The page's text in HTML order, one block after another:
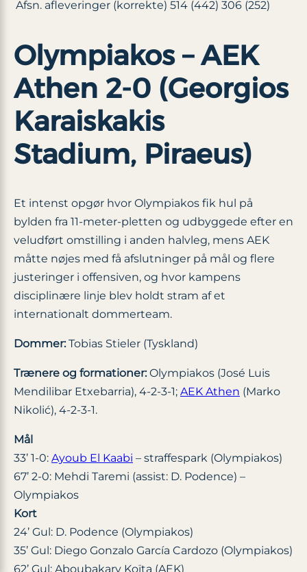
Afsn. afleveringer (korrekte) 514 (442) 306 (252)
Olympiakos – AEK
Athen 2-0 (Georgios
Karaiskakis
Stadium, Piraeus)
Et intenst opgør hvor Olympiakos fik hul på
bylden fra 11-meter-pletten og udbyggede efter en
veludført omstilling i anden halvleg, mens AEK
måtte nøjes med få afslutninger på mål og flere
justeringer i offensiven, og hvor kampens
disciplinære linje blev holdt stram af et
internationalt dommerteam.
Dommer:Tobias Stieler (Tyskland)
Trænere og formationer:Olympiakos (José Luis
Mendilibar Etxebarria), 4-2-3-1; AEK Athen (Marko
Nikolić), 4-2-3-1.
Mål
33’ 1-0: Ayoub El Kaabi – straffespark (Olympiakos)
67’ 2-0: Mehdi Taremi (assist: D. Podence) –
Olympiakos
Kort
24’ Gul: D. Podence (Olympiakos)
35’ Gul: Diego Gonzalo García Cardozo (Olympiakos)
62’ Gul: Aboubakary Koïta (AEK)